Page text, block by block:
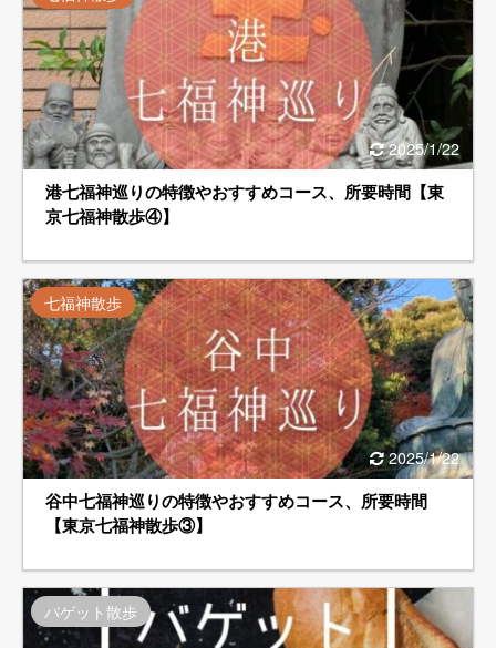
2025/1/22
港七福神巡りの特徴やおすすめコース、所要時間【東
京七福神散歩④】
2025/1/22
七福神散歩
谷中七福神巡りの特徴やおすすめコース、所要時間
【東京七福神散歩③】
バゲット散歩